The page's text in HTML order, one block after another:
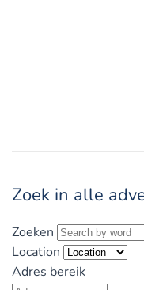
Zoek in alle
Zoeken
Location
Adres bereik